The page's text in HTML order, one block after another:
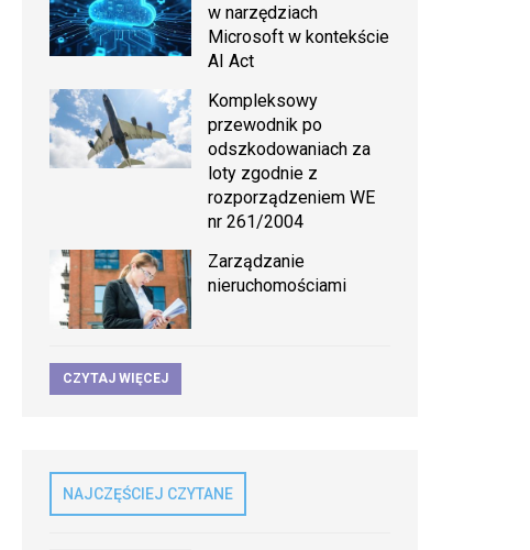
w narzędziach
Microsoft w kontekście
AI Act
Kompleksowy
przewodnik po
odszkodowaniach za
loty zgodnie z
rozporządzeniem WE
nr 261/2004
Zarządzanie
nieruchomościami
CZYTAJ WIĘCEJ
NAJCZĘŚCIEJ CZYTANE